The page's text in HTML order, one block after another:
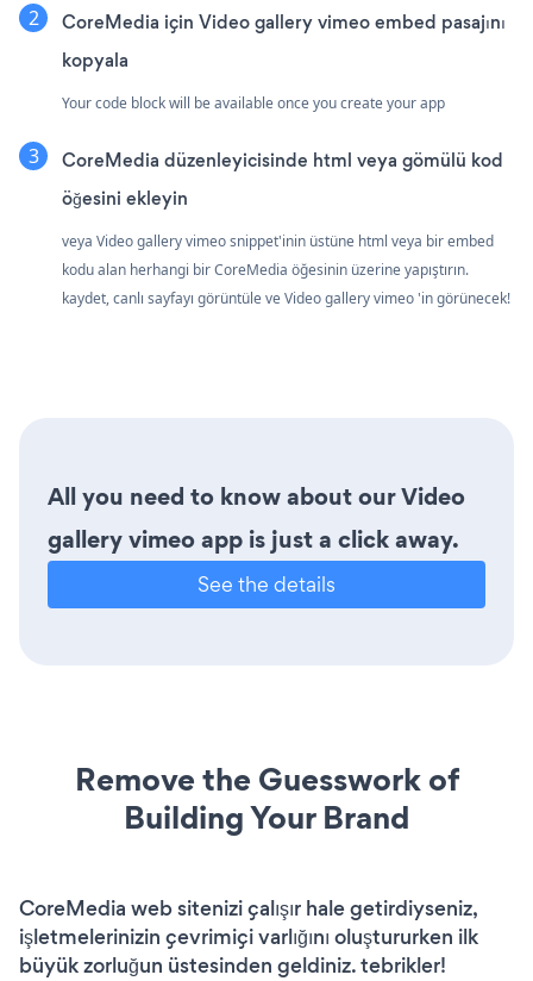
CoreMedia için Video gallery vimeo embed pasajını
kopyala
Your code block will be available once you create your app
CoreMedia düzenleyicisinde html veya gömülü kod
öğesini ekleyin
veya Video gallery vimeo snippet'inin üstüne html veya bir embed
kodu alan herhangi bir CoreMedia öğesinin üzerine yapıştırın.
kaydet, canlı sayfayı görüntüle ve Video gallery vimeo 'in görünecek!
All you need to know about our Video
gallery vimeo app is just a click away.
See the details
Remove the Guesswork of
Building Your Brand
CoreMedia web sitenizi çalışır hale getirdiyseniz,
işletmelerinizin çevrimiçi varlığını oluştururken ilk
büyük zorluğun üstesinden geldiniz. tebrikler!